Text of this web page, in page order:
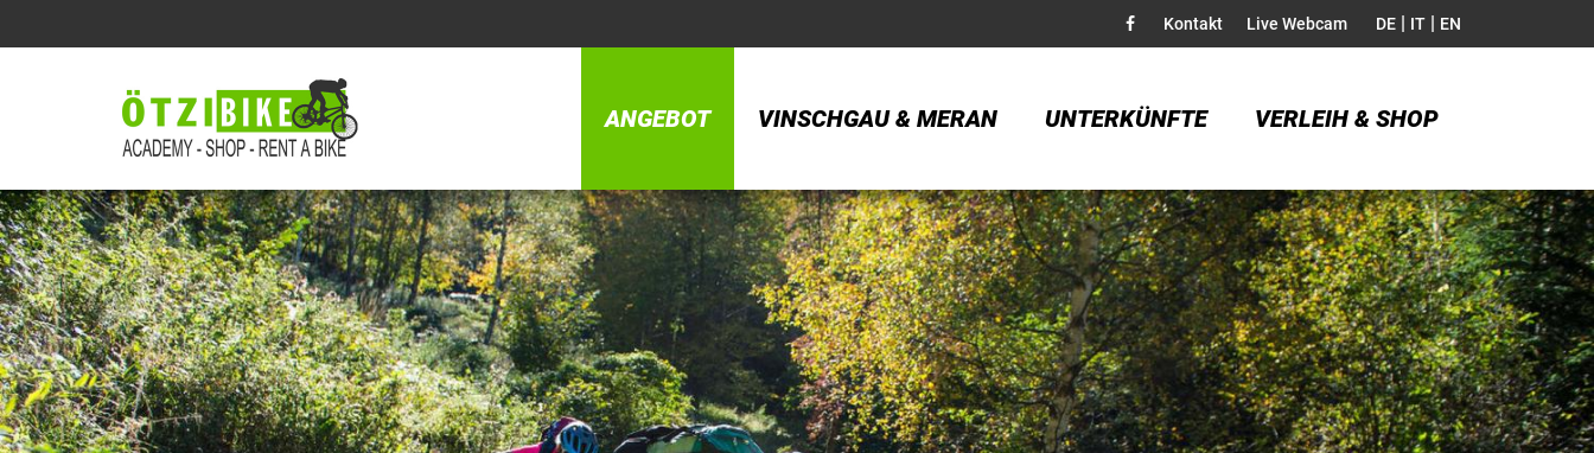
Kontakt Live Webcam DE | IT | EN
ANGEBOT VINSCHGAU & MERAN UNTERKÜNFTE VERLEIH & SHOP